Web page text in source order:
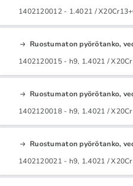
1402120012 - 1.4021 /
Ruostumaton pyörötanko,
1402120015 - h9, 1.4021 /
Ruostumaton pyörötanko,
1402120018 - h9, 1.4021 /
Ruostumaton pyörötanko,
1402120021 - h9, 1.4021 /